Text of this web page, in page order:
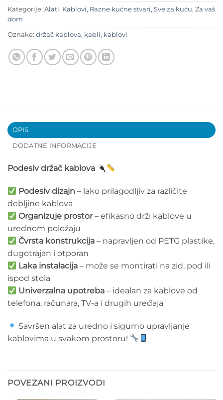
Kategorije: Alati, Kablovi, Razne kućne stvari, Sve za kuću, Za vaš
dom
Oznake: držač kablova, kabli, kablovi
OPIS
DODATNE INFORMACIJE
Podesiv držač kablova
Podesiv dizajn – lako prilagodljiv za različite
debljine kablova
Organizuje prostor– efikasno drži kablove u
urednom položaju
Čvrsta konstrukcija – napravljen od PETG plastike,
dugotrajan i otporan
Laka instalacija – može se montirati na zid, pod ili
ispod stola
Univerzalna upotreba – idealan za kablove od
telefona, računara, TV-a i drugih uređaja
Savršen alat za uredno i sigurno upravljanje
kablovima u svakom prostoru!
POVEZANI PROIZVODI